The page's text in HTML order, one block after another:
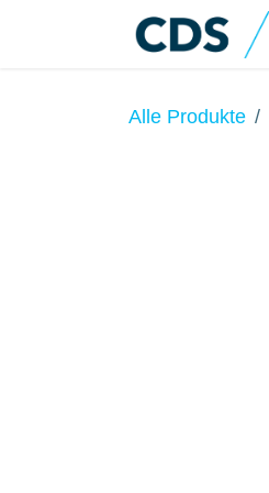
Zum Inhalt springen
Alle Produkte